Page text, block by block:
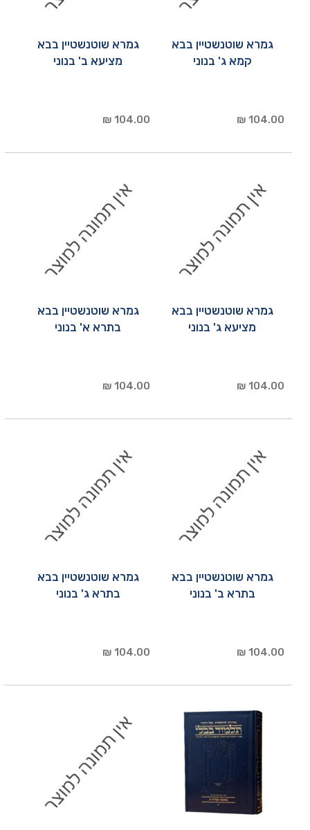
גמרא שוטנשטיין בבא
קמא ג' בנוני
104.00 ₪
גמרא שוטנשטיין בבא
מציעא ב' בנוני
104.00 ₪
גמרא שוטנשטיין בבא
מציעא ג' בנוני
104.00 ₪
גמרא שוטנשטיין בבא
בתרא א' בנוני
104.00 ₪
גמרא שוטנשטיין בבא
בתרא ב' בנוני
104.00 ₪
גמרא שוטנשטיין בבא
בתרא ג' בנוני
104.00 ₪